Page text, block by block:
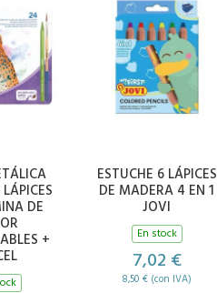
DE
+
ESTUCHE 6 LÁPICES
DE MADERA 4 EN 1
JOVI
En stock
7,02 €
8,50 € (con IVA)